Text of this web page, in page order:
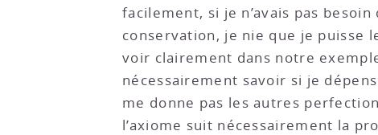
facilement, si je n’avais pas
conservation, je nie que je puisse
voir clairement dans notre
nécessairement savoir si je
me donne pas les autres
l’axiome suit nécessairement la